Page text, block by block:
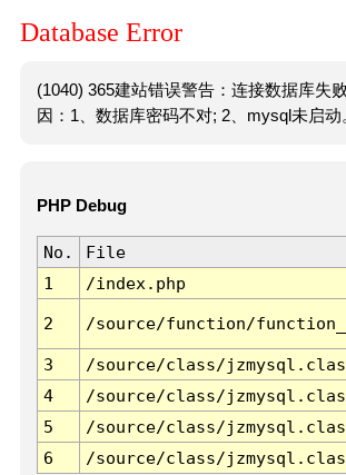
Database Error
(1040) 365建站错误警告：连接数据库失
因：1、数据库密码不对; 2、mysql未启动
PHP Debug
No. File
1
/index.php
2 /source/function/
3 /source/class/
4
/source/class/
5
/source/class/
6
/source/class/